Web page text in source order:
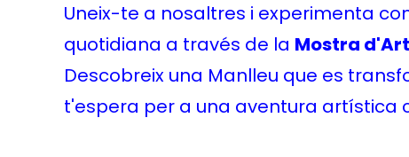
Uneix-te a nosaltres i experimenta
quotidiana a través de la Mostra
Descobreix una Manlleu que es
t'espera per a una aventura artística